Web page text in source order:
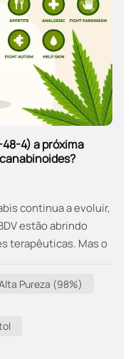
48-4) a próxima
continua a evoluir,
estão abrindo
terapêuticas. Mas o
de bem-estar?
psicoativo
Ele compartilha
do CBD
Pureza (98%)